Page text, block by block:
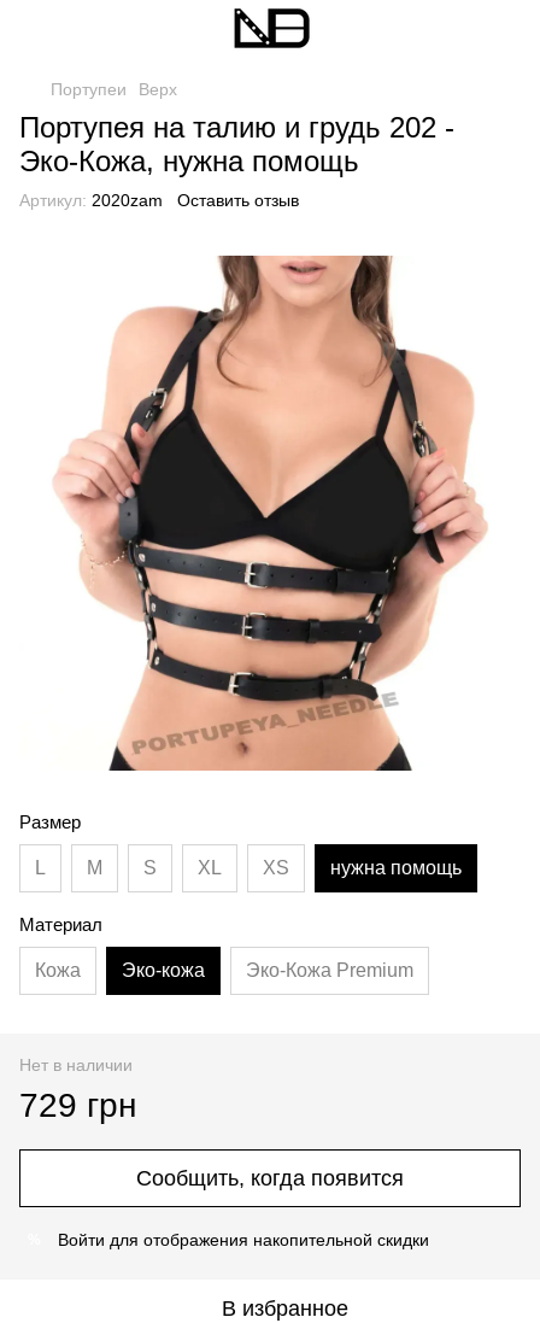
Портупеи Верх
Портупея на талию и грудь 202 -
Эко-Кожа, нужна помощь
Артикул: 2020zam Оставить отзыв
Размер
L M S XL XS нужна помощь
Материал
Кожа Эко-кожа Эко-Кожа Premium
Нет в наличии
729 грн
Сообщить, когда появится
Войти для отображения накопительной скидки
В избранное